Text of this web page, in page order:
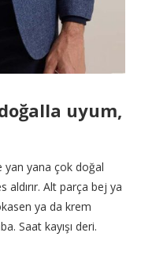
uyum,
yan yana çok doğal
Alt parça bej ya
ya da krem
Saat kayışı deri.